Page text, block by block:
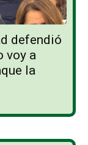
defendió
voy a
la